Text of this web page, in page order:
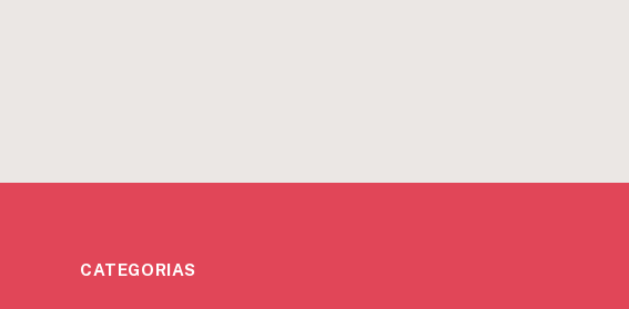
CATEGORIAS